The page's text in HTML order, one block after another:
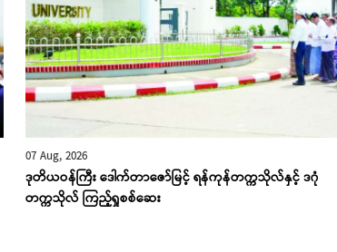
07 Aug, 2026
ဒုတိယဝန်ကြီး ဒေါက်တာဇော်မြင့် ရန်ကုန်တက္ကသိုလ်နှင့် ဒဂုံ
တက္ကသိုလ် ကြည့်ရှုစစ်ဆေး